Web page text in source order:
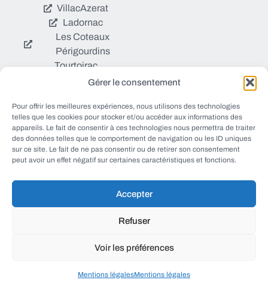
Gérer le consentement
Pour offrir les meilleures expériences, nous utilisons des technologies
telles que les cookies pour stocker et/ou accéder aux informations des
appareils. Le fait de consentir à ces technologies nous permettra de traiter
des données telles que le comportement de navigation ou les ID uniques
sur ce site. Le fait de ne pas consentir ou de retirer son consentement
peut avoir un effet négatif sur certaines caractéristiques et fonctions.
Accepter
Refuser
Voir les préférences
Mentions légalesMentions légales
VillacAzerat
Ladornac
Les Coteaux
Périgourdins
Tourtoirac
© EWANEWS tous droits
réservés
https://ewanews.com/fee
d/
Qui sommes nous ?
Sources et Blogs
Numéros utiles
conception FORMACREA